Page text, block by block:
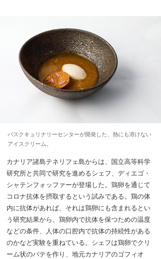
バスクキュリナリーセンターが開発した、熱にも溶けない
アイスクリーム。
カナリア諸島テネリフェ島からは、国立高等科学
研究所と共同で研究を進めるシェフ、ディエゴ・
シャテンフォッファーが登場した。鶏卵を通じて
コロナ抗体を摂取するという試みである。鶏の体
内に抗体があれば、それは鶏卵にも含まれるとい
う研究結果から、鶏卵内で抗体を保つための温度
などの条件、人体の口腔内で抗体の持続性がある
のかなど実験を重ねている。シェフは鶏卵でクリ
ーム状のパテを作り、地元カナリアのゴフィオ